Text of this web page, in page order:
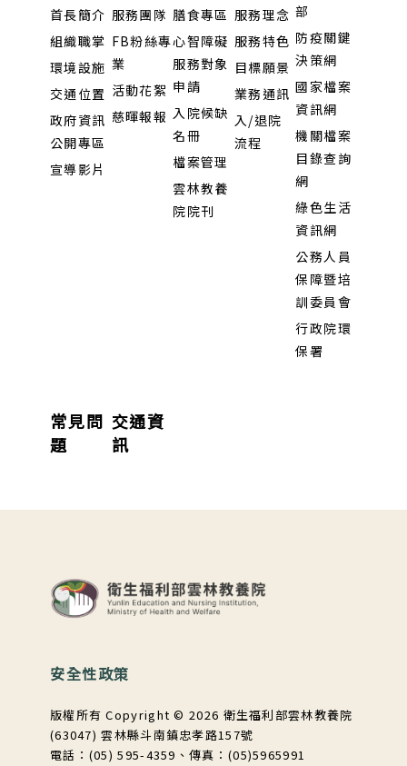
首長簡介
組織職掌
環境設施
交通位置
政府資訊
公開專區
宣導影片
服務團隊
FB粉絲專
業
活動花絮
慈暉報報
膳食專區
心智障礙
服務對象
申請
入院候缺
名冊
檔案管理
雲林教養
院院刊
服務理念
服務特色
目標願景
業務通訊
入/退院
流程
部
防疫關鍵
決策網
國家檔案
資訊網
機關檔案
目錄查詢
網
綠色生活
資訊網
公務人員
保障暨培
訓委員會
行政院環
保署
常見問
題
交通資
訊
安全性政策
版權所有 Copyright © 2026 衛生福利部雲林教養院
(63047) 雲林縣斗南鎮忠孝路157號
電話：(05) 595-4359、傳真：(05)5965991